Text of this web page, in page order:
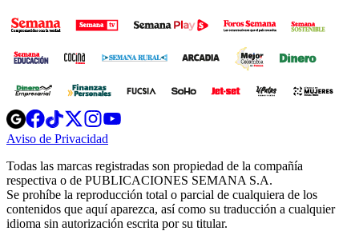
Opens
in
new
Opens
in
new
Opens
in
new
window
Opens
new
windowwindow
Aviso de Privacidad
new
window
Todas las marcas registradas son propiedad de la compañía
respectiva o de PUBLICACIONES SEMANA S.A.
Se prohíbe la reproducción total o parcial de cualquiera de los
contenidos que aquí aparezca, así como su traducción a cualquier
idioma sin autorización escrita por su titular.